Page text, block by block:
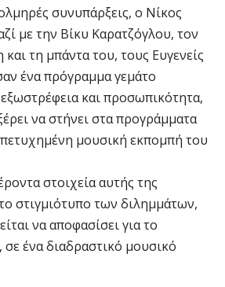
συνυπάρξεις, ο Νίκος
με την Βίκυ Καρατζόγλου, τον
τη μπάντα του, τους Ευγενείς
ένα πρόγραμμα γεμάτο
και προσωπικότητα,
να στήνει στα προγράμματα
μουσική εκπομπή του
στοιχεία αυτής της
στιγμιότυπο των διλημμάτων,
να αποφασίσει για το
ένα διαδραστικό μουσικό